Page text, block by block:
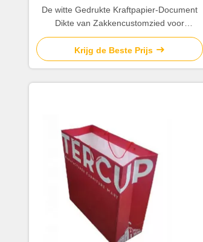
De witte Gedrukte Kraftpapier-Document
Dikte van Zakkencustomzied voor
Bedrijfbevordering
Krijg de Beste Prijs